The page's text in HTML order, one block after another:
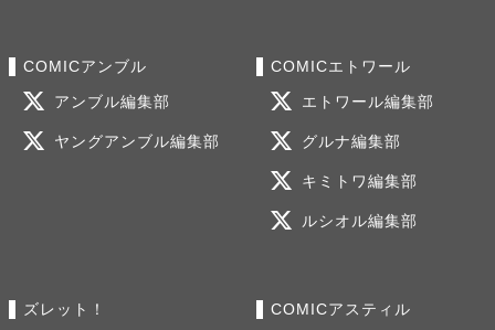
COMICアンブル
アンブル編集部
ヤングアンブル編集部
COMICエトワール
エトワール編集部
グルナ編集部
キミトワ編集部
ルシオル編集部
ズレット！ COMICアスティル